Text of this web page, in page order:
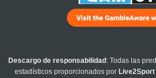
Descargo de responsabilidad : Todas las
estadísticos proporcionados por Live2Sport